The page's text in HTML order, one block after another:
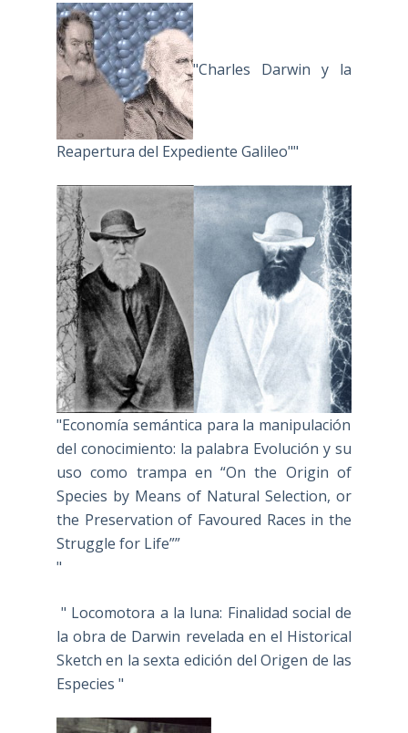
"Charles Darwin y la
Reapertura del Expediente Galileo""
"Economía semántica para la manipulación
del conocimiento: la palabra Evolución y su
uso como trampa en “On the Origin of
Species by Means of Natural Selection, or
the Preservation of Favoured Races in the
Struggle for Life””
"
" Locomotora a la luna: Finalidad social de
la obra de Darwin revelada en el Historical
Sketch en la sexta edición del Origen de las
Especies "